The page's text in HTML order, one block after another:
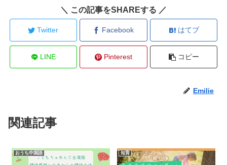
＼ この記事をSHAREする ／
Twitter Facebook はてブ
LINE Pinterest コピー
Emilie
関連記事
おうち中国語 知育